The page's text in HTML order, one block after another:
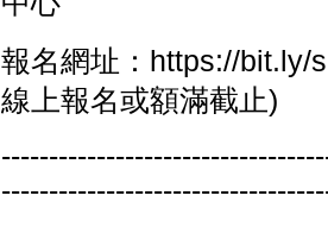
報名網址：https://bit.ly/
線上報名或額滿截止)